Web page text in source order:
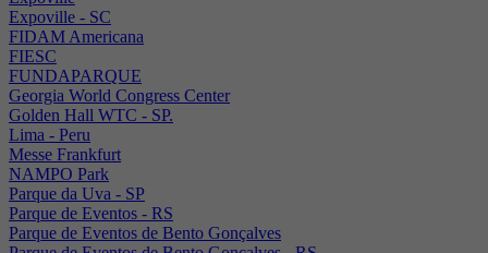
Expoville - SC
FIDAM Americana
FIESC
FUNDAPARQUE
Georgia World Congress Center
Golden Hall WTC - SP.
Lima - Peru
Messe Frankfurt
NAMPO Park
Parque da Uva - SP
Parque de Eventos - RS
Parque de Eventos de Bento Gonçalves